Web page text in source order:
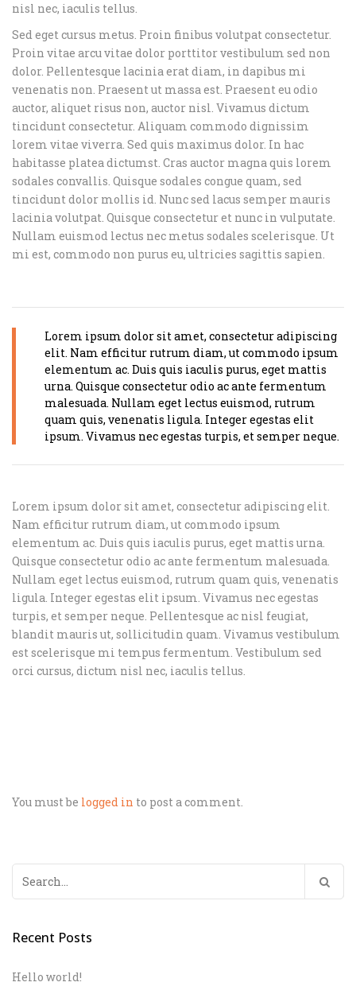
nisl nec, iaculis tellus.
Sed eget cursus metus. Proin finibus volutpat consectetur.
Proin vitae arcu vitae dolor porttitor vestibulum sed non
dolor. Pellentesque lacinia erat diam, in dapibus mi
venenatis non. Praesent ut massa est. Praesent eu odio
auctor, aliquet risus non, auctor nisl. Vivamus dictum
tincidunt consectetur. Aliquam commodo dignissim
lorem vitae viverra. Sed quis maximus dolor. In hac
habitasse platea dictumst. Cras auctor magna quis lorem
sodales convallis. Quisque sodales congue quam, sed
tincidunt dolor mollis id. Nunc sed lacus semper mauris
lacinia volutpat. Quisque consectetur et nunc in vulputate.
Nullam euismod lectus nec metus sodales scelerisque. Ut
mi est, commodo non purus eu, ultricies sagittis sapien.
Lorem ipsum dolor sit amet, consectetur adipiscing
elit. Nam efficitur rutrum diam, ut commodo ipsum
elementum ac. Duis quis iaculis purus, eget mattis
urna. Quisque consectetur odio ac ante fermentum
malesuada. Nullam eget lectus euismod, rutrum
quam quis, venenatis ligula. Integer egestas elit
ipsum. Vivamus nec egestas turpis, et semper neque.
Lorem ipsum dolor sit amet, consectetur adipiscing elit.
Nam efficitur rutrum diam, ut commodo ipsum
elementum ac. Duis quis iaculis purus, eget mattis urna.
Quisque consectetur odio ac ante fermentum malesuada.
Nullam eget lectus euismod, rutrum quam quis, venenatis
ligula. Integer egestas elit ipsum. Vivamus nec egestas
turpis, et semper neque. Pellentesque ac nisl feugiat,
blandit mauris ut, sollicitudin quam. Vivamus vestibulum
est scelerisque mi tempus fermentum. Vestibulum sed
orci cursus, dictum nisl nec, iaculis tellus.
You must be logged in to post a comment.
for:
Recent Posts
Hello world!